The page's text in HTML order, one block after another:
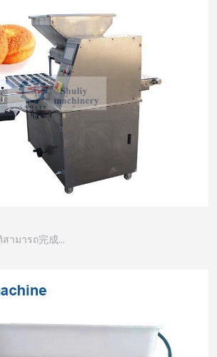
ามารถ完成...